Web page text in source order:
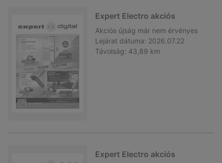
Expert Electro akciós
Akciós újság már nem érvényes
Lejárat dátuma: 2026.07.22
Távolság: 43,89 km
Expert Electro akciós